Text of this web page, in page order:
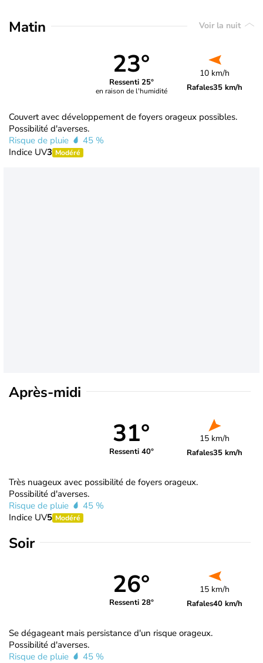
Matin Voir la nuit
23°
Ressenti 25°
en raison de l'humidité
10 km/h
Rafales35 km/h
Couvert avec développement de foyers orageux possibles.
Possibilité d'averses.
Risque de pluie
45 %
Indice UV3 Modéré
Après-midi
31°
Ressenti 40°
15 km/h
Rafales35 km/h
Très nuageux avec possibilité de foyers orageux.
Possibilité d'averses.
Risque de pluie
45 %
Indice UV5 Modéré
Soir
26°
Ressenti 28°
15 km/h
Rafales40 km/h
Se dégageant mais persistance d'un risque orageux.
Possibilité d'averses.
Risque de pluie
45 %